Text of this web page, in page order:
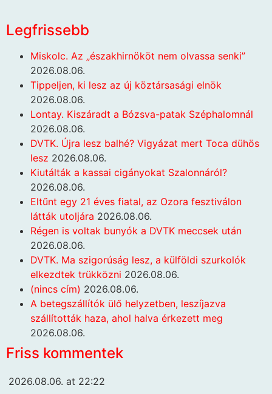
Legfrissebb
Miskolc. Az „északhirnököt nem olvassa senki”
2026.08.06.
Tippeljen, ki lesz az új köztársasági elnök
2026.08.06.
Lontay. Kiszáradt a Bózsva-patak Széphalomnál
2026.08.06.
DVTK. Újra lesz balhé? Vigyázat mert Toca dühös
lesz 2026.08.06.
Kiutálták a kassai cigányokat Szalonnáról?
2026.08.06.
Eltűnt egy 21 éves fiatal, az Ozora fesztiválon
látták utoljára 2026.08.06.
Régen is voltak bunyók a DVTK meccsek után
2026.08.06.
DVTK. Ma szigorúság lesz, a külföldi szurkolók
elkezdtek trükközni 2026.08.06.
(nincs cím) 2026.08.06.
A betegszállítók ülő helyzetben, leszíjazva
szállították haza, ahol halva érkezett meg
2026.08.06.
Friss kommentek
2026.08.06. at 22:22